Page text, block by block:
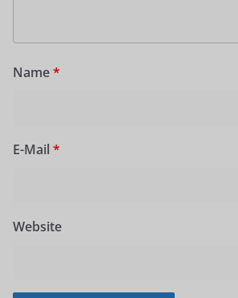
Name*
E-Mail *
Website